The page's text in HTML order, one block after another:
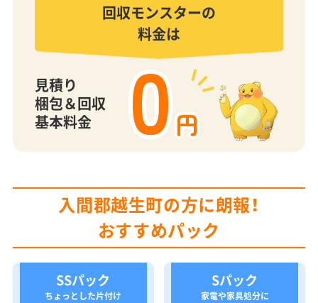
回収モンスターの
料金は
見積り
梱包＆回収
基本料金
0円
入間郡越生町の方に朗報！
おすすめパック
SSパック
ちょっとした片付け
Sパック
家電や家具処分に